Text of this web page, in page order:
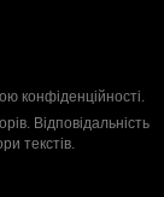
конфіденційності.
Відповідальність
текстів.